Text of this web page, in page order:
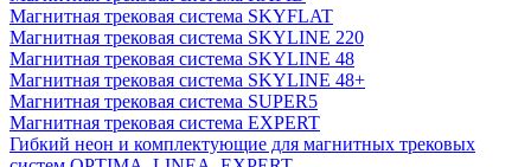
Магнитная трековая система SKYFLAT
Магнитная трековая система SKYLINE 220
Магнитная трековая система SKYLINE 48
Магнитная трековая система SKYLINE 48+
Магнитная трековая система SUPER5
Магнитная трековая система EXPERT
Гибкий неон и комплектующие для магнитных трековых